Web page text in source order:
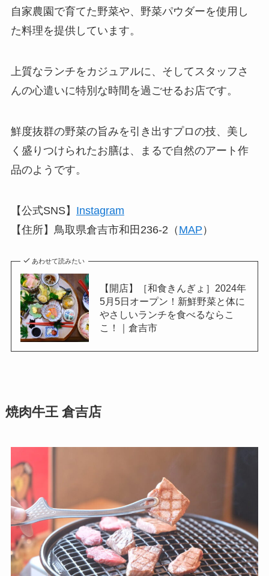
自家農園で育てた野菜や、野菜パウダーを使用し
た料理を提供しています。
上質なランチをカジュアルに、そしてスタッフさ
んの心遣いに特別な時間を過ごせるお店です。
鮮度抜群の野菜の旨みを引き出すプロの技、美し
く盛りつけられたお膳は、まるで自然のアート作
品のようです。
【公式SNS】 Instagram
【住所】鳥取県倉吉市和田236-2（ MAP ）
あわせて読みたい
【開店】［和食きんぎょ］2024年
5月5日オープン！新鮮野菜と体に
やさしいランチを食べるならこ
こ！｜倉吉市
焼肉牛王 倉吉店